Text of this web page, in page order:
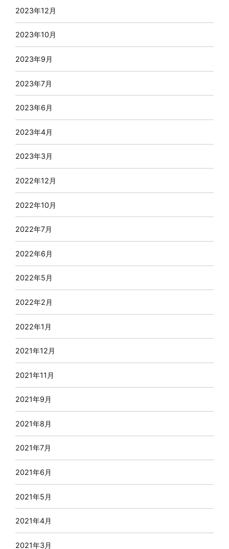
2023年12月
2023年10月
2023年9月
2023年7月
2023年6月
2023年4月
2023年3月
2022年12月
2022年10月
2022年7月
2022年6月
2022年5月
2022年2月
2022年1月
2021年12月
2021年11月
2021年9月
2021年8月
2021年7月
2021年6月
2021年5月
2021年4月
2021年3月